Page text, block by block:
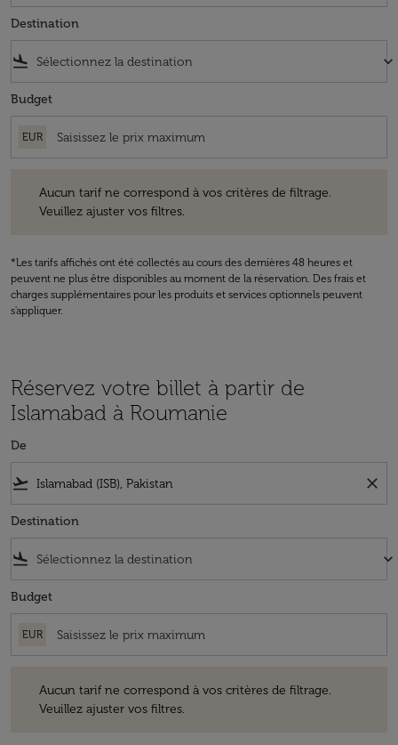
Destination
flight_land keyboard_arrow_down
Budget
EUR
Aucun tarif ne correspond à vos critères de filtrage.
Veuillez ajuster vos filtres.
*Les tarifs affichés ont été collectés au cours des dernières 48 heures et
peuvent ne plus être disponibles au moment de la réservation. Des frais et
charges supplémentaires pour les produits et services optionnels peuvent
s'appliquer.
Réservez votre billet à partir de
Islamabad à Roumanie
De
flight_takeoff close
Destination
flight_land keyboard_arrow_down
Budget
EUR
Aucun tarif ne correspond à vos critères de filtrage.
Veuillez ajuster vos filtres.